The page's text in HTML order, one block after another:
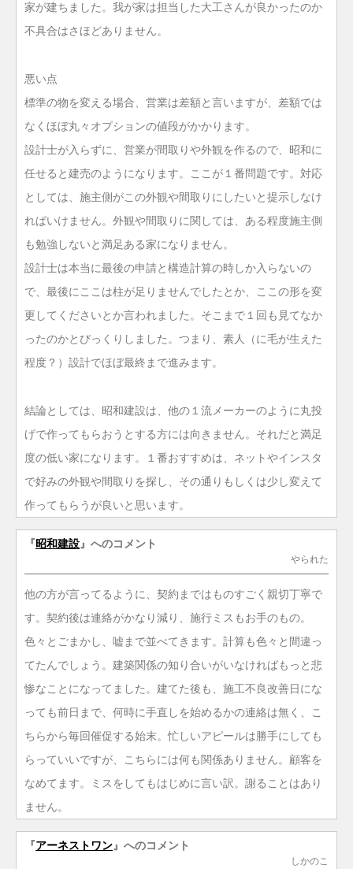
家が建ちました。我が家は担当した大工さんが良かったのか
不具合はさほどありません。
悪い点
標準の物を変える場合、営業は差額と言いますが、差額では
なくほぼ丸々オプションの値段がかかります。
設計士が入らずに、営業が間取りや外観を作るので、昭和に
任せると建売のようになります。ここが１番問題です。対応
としては、施主側がこの外観や間取りにしたいと提示しなけ
ればいけません。外観や間取りに関しては、ある程度施主側
も勉強しないと満足ある家になりません。
設計士は本当に最後の申請と構造計算の時しか入らないの
で、最後にここは柱が足りませんでしたとか、ここの形を変
更してくださいとか言われました。そこまで１回も見てなか
ったのかとびっくりしました。つまり、素人（に毛が生えた
程度？）設計でほぼ最終まで進みます。
結論としては、昭和建設は、他の１流メーカーのように丸投
げで作ってもらおうとする方には向きません。それだと満足
度の低い家になります。１番おすすめは、ネットやインスタ
で好みの外観や間取りを探し、その通りもしくは少し変えて
作ってもらうが良いと思います。
『昭和建設 』へのコメント
やられた
他の方が言ってるように、契約まではものすごく親切丁寧で
す。契約後は連絡がかなり減り、施行ミスもお手のもの。
色々とごまかし、嘘まで並べてきます。計算も色々と間違っ
てたんでしょう。建築関係の知り合いがいなければもっと悲
惨なことになってました。建てた後も、施工不良改善日にな
っても前日まで、何時に手直しを始めるかの連絡は無く、こ
ちらから毎回催促する始末。忙しいアピールは勝手にしても
らっていいですが、こちらには何も関係ありません。顧客を
なめてます。ミスをしてもはじめに言い訳。謝ることはあり
ません。
『アーネストワン』へのコメント
しかのこ